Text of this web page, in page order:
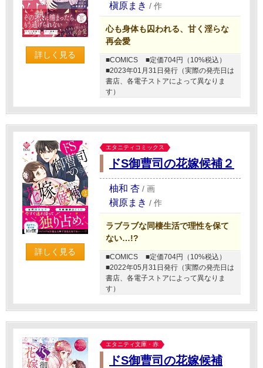
詳しく見る
槇原まき / 作
心も身体も囚われる、甘く淫らな
再会愛
■COMICS
■定価704円（10%税込）
■2023年01月31日発行（実際の発売日は
書店、各電子ストアによって異なりま
す）
詳しく見る
エタニティコミックス
ドS御曹司の花嫁候補２
柚和 杏 / 画
槇原まき / 作
ラブラブな同棲生活で理性を保て
ない…!?
■COMICS
■定価704円（10%税込）
■2022年05月31日発行（実際の発売日は
書店、各電子ストアによって異なりま
す）
エタニティ文庫・赤
ドS御曹司の花嫁候補